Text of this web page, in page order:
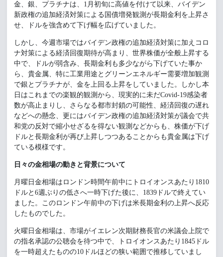
金、銀、プラチナは、1月初旬に高値を付けて以来、バイデン
新政権の追加経済対策による国債増発観測が長期金利を上昇さ
せ、ドルを強含めて下げ幅を広げていました。
しかし、今週市場ではバイデン政権の追加経済対策に加えコロ
ナ対策による経済回復期待が高まり、世界株価が全般上昇する
中で、ドルが弱含み、長期金利も多少ながら下げていた事か
ら、貴金属、特に工業用途とグリーンエネルギー需要増加観測
で銀とプラチナが、金を上回る上昇をしていました。しかし本
日はこれまでの楽観的観測から、現実的に未だCovid-19感染者
数が高止まりし、さらなる都市封鎖の可能性、経済回復の遅れ
などへの懸念、更にはバイデン政権の追加経済対策が議会で共
和党の反対で縮小せざるを得ない観測などからも、株価が下げ
ドルと長期金利が再び上昇しつつあることからも貴金属は下げ
ている模様です。
日々の金相場の動きと背景について
月曜日金相場はロンドン時間午前中にトロイオンスあたり1810
ドルと6週ぶりの低さへ一時下げた後に、1839ドルで終えてい
ました。このロンドン午前中の下げは米長期金利の上昇へ反応
したものでした。
火曜日金相場は、市場がイエレン次期財務長官の米議会上院で
の指名承認の公聴会を待つ中で、トロイオンスあたり1845ドル
を一時超えたものの10ドルほどの狭い範囲で推移していまし